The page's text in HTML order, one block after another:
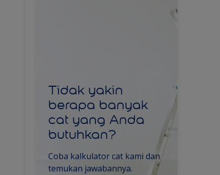
Tidak yakin
berapa banyak
cat yang Anda
butuhkan?
Coba kalkulator cat kami dan
temukan jawabannya.